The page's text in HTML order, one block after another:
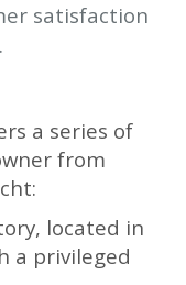
satisfaction
a series of
from
located in
a privileged